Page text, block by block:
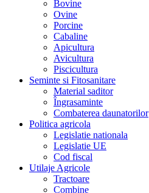
Bovine
Ovine
Porcine
Cabaline
Apicultura
Avicultura
Piscicultura
Seminte si Fitosanitare
Material saditor
Îngrasaminte
Combaterea daunatorilor
Politica agricola
Legislatie nationala
Legislatie UE
Cod fiscal
Utilaje Agricole
Tractoare
Combine